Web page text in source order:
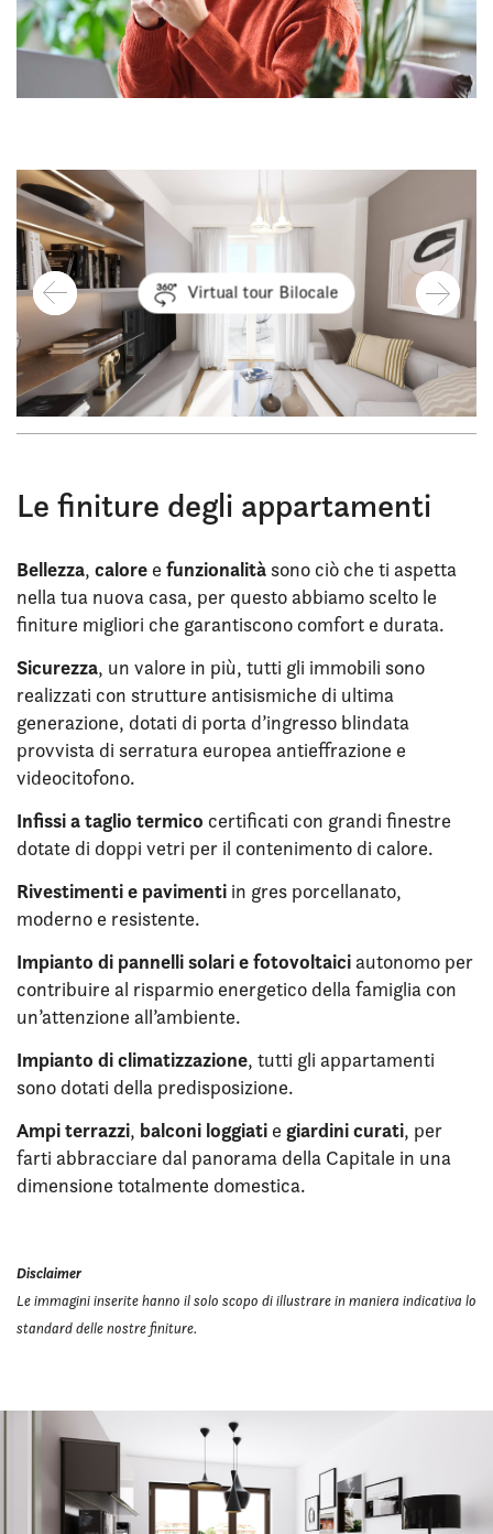
Virtual tour Bilocale
Virtual tour Bilocale
Virtual tour Bilocale
Virtual tour Bilocale
Le finiture degli appartamenti
Bellezza, calore e funzionalitàsono ciò che ti aspetta
nella tua nuova casa, per questo abbiamo scelto le
finiture migliori che garantiscono comfort e durata.
Sicurezza, un valore in più, tutti gli immobili sono
realizzati con strutture antisismiche di ultima
generazione, dotati di porta d’ingresso blindata
provvista di serratura europea antieffrazione e
videocitofono.
Infissi a taglio termico certificati con grandi finestre
dotate di doppi vetri per il contenimento di calore.
Rivestimenti e pavimenti in gres porcellanato,
moderno e resistente.
Impianto di pannelli solari e fotovoltaiciautonomo per
contribuire al risparmio energetico della famiglia con
un’attenzione all’ambiente.
Impianto di climatizzazione, tutti gli appartamenti
sono dotati della predisposizione.
Ampi terrazzi, balconi loggiati e giardini curati, per
farti abbracciare dal panorama della Capitale in una
dimensione totalmente domestica.
Disclaimer
Le immagini inserite hanno il solo scopo di illustrare in maniera indicativa lo
standard delle nostre finiture.